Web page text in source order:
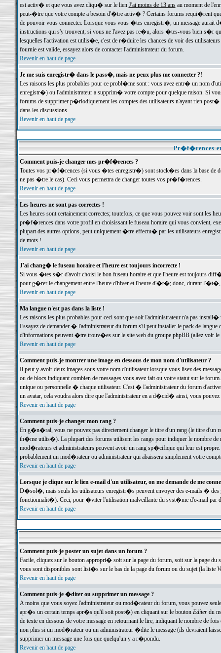
est activ� et que vous avez cliqu� sur le lien J'ai moins de 13 ansau moment de
peut-�tre que votre compte a besoin d'�tre activ� ? Certains forums requi�rent
de pouvoir vous connecter. Lorsque vous vous �tes enregistr�, un message aurait
instructions qui s'y trouvent; si vous ne l'avez pas re�u, alors �tes-vous bien s�r
lesquelles l'activation est utilis�e, c'est de r�duire les chances de voir des
fournie est valide, essayez alors de contacter l'administrateur du forum.
Revenir en haut de page
Je me suis enregistr� dans le pass�, mais ne peux plus me connecter ?!
Les raisons les plus probables pour ce probl�me sont : vous avez entr� un nom
enregistr�) ou l'administrateur a supprim� votre compte pour quelque raison. Si
forums de supprimer p�riodiquement les comptes des utilisateurs n'ayant rien
dans les discussions.
Revenir en haut de page
Pr�f�rences
Comment puis-je changer mes pr�f�rences ?
Toutes vos pr�f�rences (si vous �tes enregistr�) sont stock�es dans la base de
ne pas �tre le cas). Ceci vous permettra de changer toutes vos pr�f�rences.
Revenir en haut de page
Les heures ne sont pas correctes !
Les heures sont certainement correctes; toutefois, ce que vous pouvez voir sont
pr�f�rences dans votre profil en choisissant le fuseau horaire qui vous convient,
plupart des autres options, peut uniquement �tre effectu� par les utilisateurs
de mots !
Revenir en haut de page
J'ai chang� le fuseau horaire et l'heure est toujours incorrecte !
Si vous �tes s�r d'avoir choisi le bon fuseau horaire et que l'heure est toujours
pour g�rer le changement entre l'heure d'hiver et l'heure d'�t�; donc, durant
Revenir en haut de page
Ma langue n'est pas dans la liste !
Les raisons les plus probables pour ceci sont que soit l'administrateur n'a pas
Essayez de demander � l'administrateur du forum s'il peut installer le pack de
d'informations peuvent �tre trouv�es sur le site web du groupe phpBB (allez voir le
Revenir en haut de page
Comment puis-je montrer une image en dessous de mon nom d'utilisateur ?
Il peut y avoir deux images sous votre nom d'utilisateur lorsque vous lisez des
ou de blocs indiquant combien de messages vous avez fait ou votre statut sur le
unique ou personnelle � chaque utilisateur. C'est � l'administrateur du forum
un avatar, cela voudra alors dire que l'administrateur en a d�cid� ainsi, vous
Revenir en haut de page
Comment puis-je changer mon rang ?
En g�n�ral, vous ne pouvez pas directement changer le titre d'un rang (le titre d'un
th�me utilis�). La plupart des forums utilisent les rangs pour indiquer le nombre de
mod�rateurs et administrateurs peuvent avoir un rang sp�cifique qui leur est
probablement un mod�rateur ou administrateur qui abaissera simplement votre
Revenir en haut de page
Lorsque je clique sur le lien e-mail d'un utilisateur, on me demande de me
D�sol�, mais seuls les utilisateurs enregistr�s peuvent envoyer des e-mails �
fonctionnalit�). Ceci, pour �viter l'utilisation malveillante du syst�me d'e-mail par
Revenir en haut de page
Comment puis-je poster un sujet dans un forum ?
Facile, cliquez sur le bouton appropri� soit sur la page du forum, soit sur la page du
vous sont disponibles sont list�s sur le bas de la page du forum ou du sujet (la liste
Revenir en haut de page
Comment puis-je �diter ou supprimer un message ?
A moins que vous soyez l'administrateur ou mod�rateur du forum, vous pouvez
apr�s un certain temps apr�s qu'il soit post�) en cliquant sur le bouton Editerdu
de texte en dessous de votre message en retournant le lire, indiquant le nombre
non plus si un mod�rateur ou un administrateur �dite le message (ils devraient
supprimer un message une fois que quelqu'un y a r�pondu.
Revenir en haut de page